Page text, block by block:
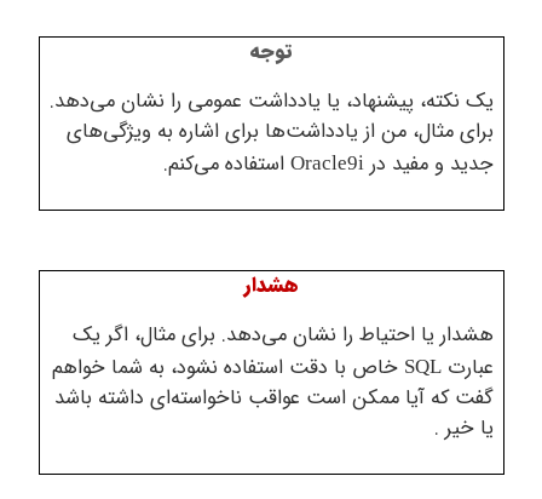
نکته، پیشنهاد، یا یادداشت عمومی را نشان می‌دهد.
مثال، من از یادداشت‌ها برای اشاره به ویژگی‌های
و مفید در Oracle9iاستفاده می‌کنم.
یا احتیاط را نشان می‌دهد. برای مثال، اگر یک
SQL خاص با دقت استفاده نشود، به شما خواهم
که آیا ممکن است عواقب ناخواسته‌ای داشته باشد